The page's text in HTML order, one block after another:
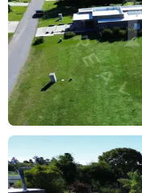
MASTERPLAN
1 Sheraton Greenville
2 Villes
3 Condominios
4 Terrazas al Polo
5 Downtown Greenville
6 Lago
7 Canchas de Polo
8 área deportiva
9 Sendero ecuestre
10 Establos